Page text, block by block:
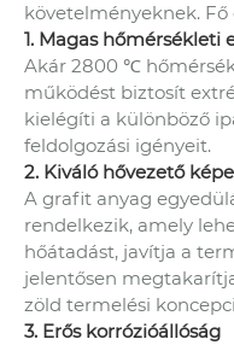
követelményeknek.
1. Magas hőmérsékleti
Akár 2800 ℃
működést biztosít
kielégíti a különböző
feldolgozási igényeit.
2. Kiváló hővezető
A grafit anyag
rendelkezik, amely
hőátadást, javítja a
jelentősen
zöld termelési
3. Erős korrózióállóság